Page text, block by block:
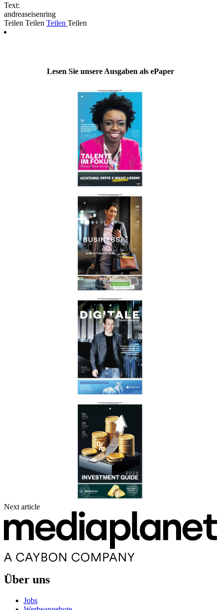
Text:
andreaseisenring
Teilen Teilen Teilen Teilen
Lesen Sie unsere Ausgaben als ePaper
Next article
Über uns
Jobs